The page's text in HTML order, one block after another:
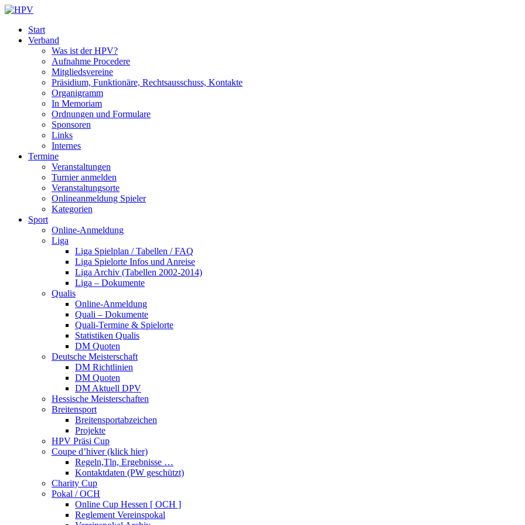
Start
Verband
Was ist der HPV?
Aufnahme Procedere
Mitgliedsvereine
Präsidium, Funktionäre, Rechtsausschuss, Kontakte
Organigramm
In Memoriam
Ordnungen und Formulare
Sponsoren
Links
Internes
Termine
Veranstaltungen
Turnier anmelden
Veranstaltungsorte
Onlineanmeldung Spieler
Kategorien
Sport
Online-Anmeldung
Liga
Liga Spielplan / Tabellen / FAQ
Liga Spielorte Infos und Anreise
Liga Archiv (Tabellen 2002-2014)
Liga – Dokumente
Qualis
Online-Anmeldung
Quali – Dokumente
Quali-Termine & Spielorte
Statistiken Qualis
DM Quoten
Deutsche Meisterschaft
DM Richtlinien
DM Quoten
DM Aktuell DPV
Hessische Meisterschaften
Breitensport
Breitensportabzeichen
Projekte
HPV Präsi Cup
Coupe d’hiver (klick hier)
Regeln,Tln, Ergebnisse …
Kontaktdaten (PW geschützt)
Charity Cup
Pokal / OCH
Online Cup Hessen [ OCH ]
Reglement Vereinspokal